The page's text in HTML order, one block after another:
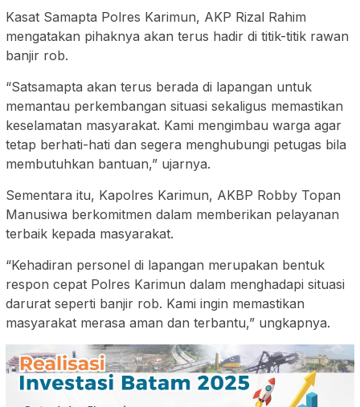
Kasat Samapta Polres Karimun, AKP Rizal Rahim
mengatakan pihaknya akan terus hadir di titik-titik rawan
banjir rob.
“Satsamapta akan terus berada di lapangan untuk
memantau perkembangan situasi sekaligus memastikan
keselamatan masyarakat. Kami mengimbau warga agar
tetap berhati-hati dan segera menghubungi petugas bila
membutuhkan bantuan,” ujarnya.
Sementara itu, Kapolres Karimun, AKBP Robby Topan
Manusiwa berkomitmen dalam memberikan pelayanan
terbaik kepada masyarakat.
“Kehadiran personel di lapangan merupakan bentuk
respon cepat Polres Karimun dalam menghadapi situasi
darurat seperti banjir rob. Kami ingin memastikan
masyarakat merasa aman dan terbantu,” ungkapnya.